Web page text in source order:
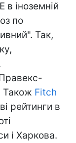
в іноземній
по
Так,
Також Fitch
рейтинги в
і Харкова.